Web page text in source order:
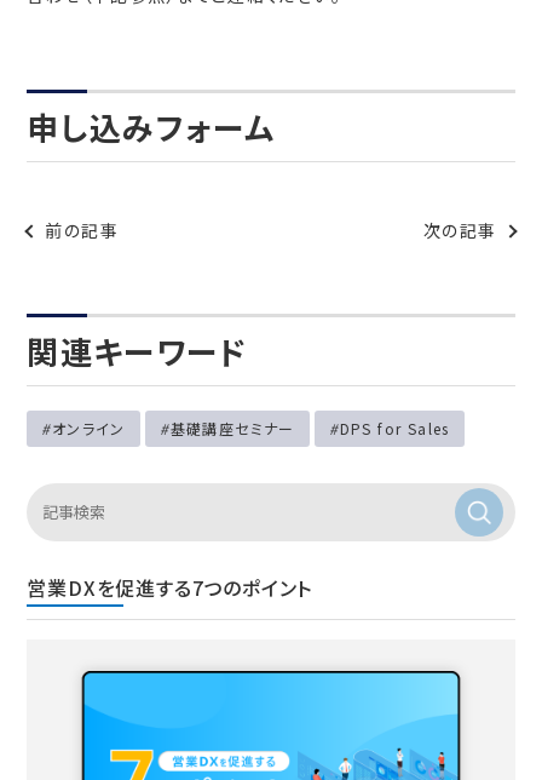
申し込みフォーム
前の記事 次の記事
関連キーワード
オンライン 基礎講座セミナー DPS for Sales
営業DXを促進する7つのポイント